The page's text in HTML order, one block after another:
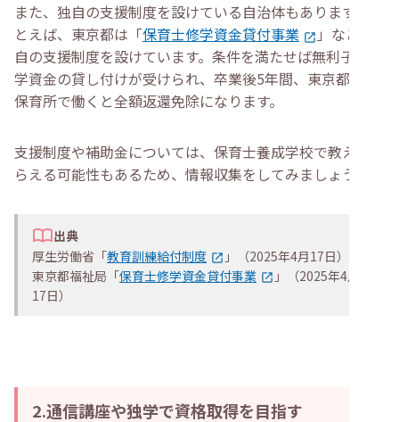
また、独自の支援制度を設けている自治体もあります。た
とえば、東京都は「保育士修学資金貸付事業
」など独
自の支援制度を設けています。条件を満たせば無利子で修
学資金の貸し付けが受けられ、卒業後5年間、東京都内の
保育所で働くと全額返還免除になります。
支援制度や補助金については、保育士養成学校で教えても
らえる可能性もあるため、情報収集をしてみましょう。
出典
厚生労働省「教育訓練給付制度
」（2025年4月17日）
東京都福祉局「保育士修学資金貸付事業
」（2025年4月
17日）
2.通信講座や独学で資格取得を目指す